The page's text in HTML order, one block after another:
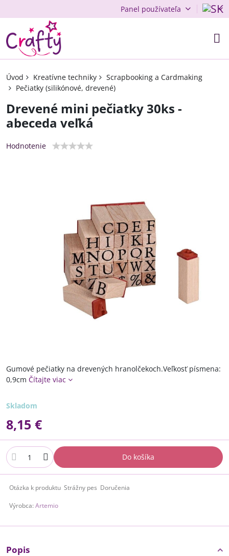
Panel používateľa
Úvod Kreatívne techniky
Scrapbooking a Cardmaking
Pečiatky (silikónové, drevené)
Drevené mini pečiatky 30ks -
abeceda veľká
Hodnotenie
Gumové pečiatky na drevených hranolčekoch.Veľkosť písmena:
0,9cm Čítajte viac
Skladom
8,15 €
Do košíka
Otázka k produktu Strážny pes Doručenia
Výrobca: Artemio
Popis